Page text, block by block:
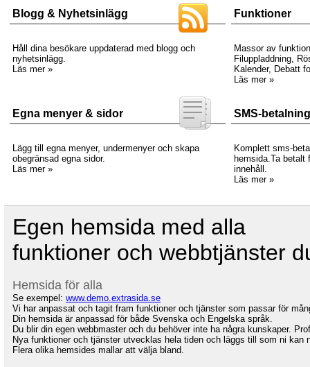
Blogg & Nyhetsinlägg Funktioner
Håll dina besökare uppdaterad med blogg och
nyhetsinlägg.
Läs mer »
Massor av
Filuppladdning,
Kalender, Debatt
Läs mer »
Egna menyer & sidor SMS-betalning
Lägg till egna menyer, undermenyer och skapa
obegränsad egna sidor.
Läs mer »
Komplett sms-
hemsida.Ta betalt
innehåll.
Läs mer »
Egen hemsida med alla
funktioner och webbtjänster
Hemsida för alla
Se exempel: www.demo.extrasida.se
Vi har anpassat och tagit fram funktioner och tjänster som passar för
Din hemsida är anpassad för både Svenska och Engelska språk.
Du blir din egen webbmaster och du behöver inte ha några kunskaper.
Nya funktioner och tjänster utvecklas hela tiden och läggs till som ni kan
Flera olika hemsides mallar att välja bland.